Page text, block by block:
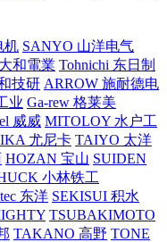
机 SANYO 山洋电气
和電業 Tohnichi 东日制
技研 ARROW 施耐德电
业 Ga-rew 格莱美
威威 MITOLOY 水户工
尤尼卡 TAIYO 太洋
HOZAN 宝山 SUIDEN
小林铁工
东洋 SEKISUI 积水
TSUBAKIMOTO
TAKANO 高野 TONE